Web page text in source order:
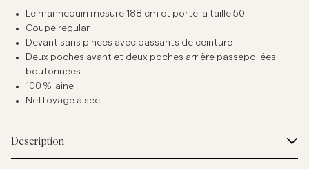
Le mannequin mesure 188 cm et porte la taille 50
Coupe regular
Devant sans pinces avec passants de ceinture
Deux poches avant et deux poches arrière passepoilées
boutonnées
100 % laine
Nettoyage à sec
Description